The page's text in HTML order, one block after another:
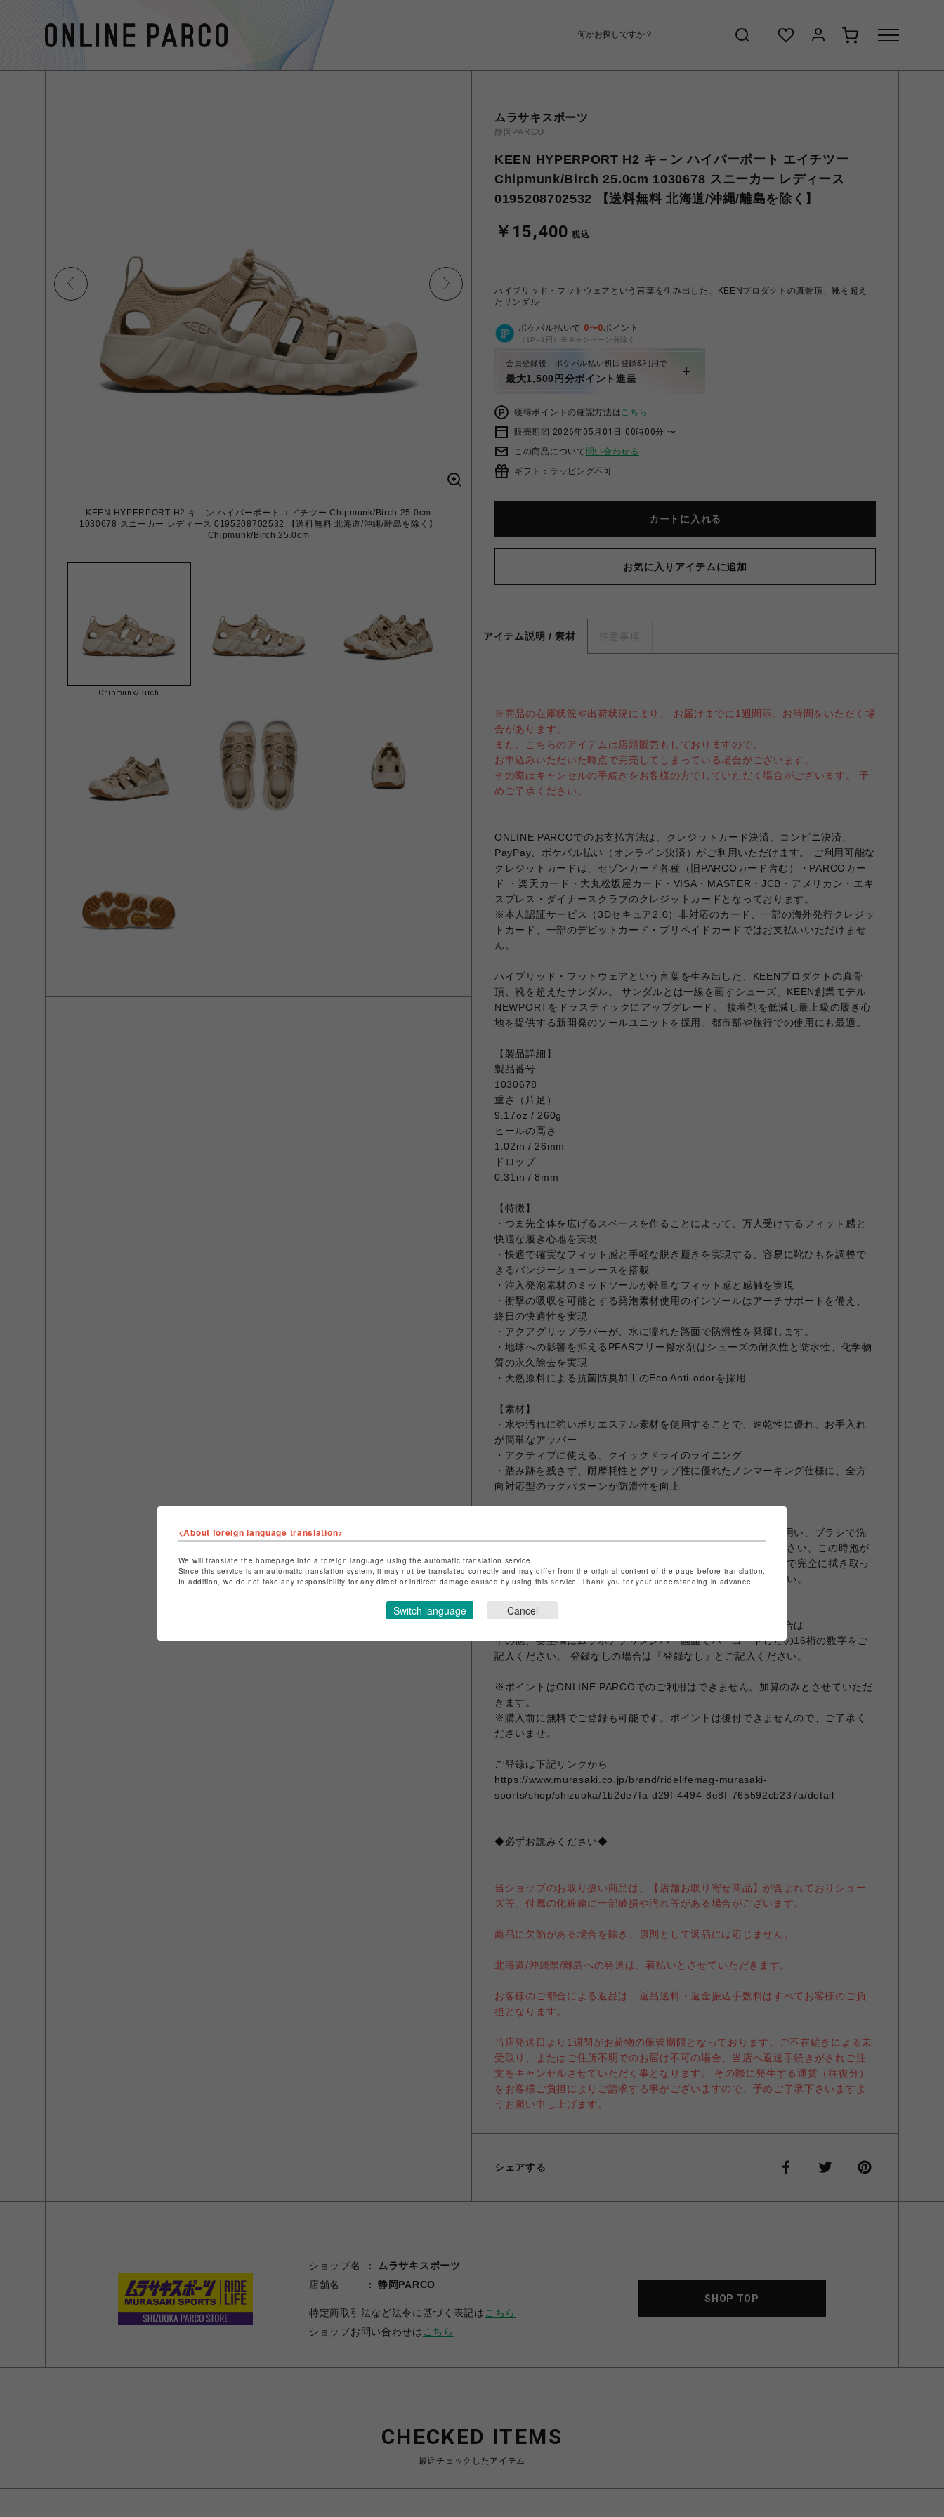
KEEN HYPERPORT H2 キ－ン ハイパーポート エイチツー Chipmunk/Birch 25.0cm
1030678 スニーカー レディース 0195208702532 【送料無料 北海道/沖縄/離島を除く】
Chipmunk/Birch 25.0cm
Chipmunk/Birch
ムラサキスポーツ
静岡PARCO
KEEN HYPERPORT H2 キ－ン ハイパーポート エイチツー
Chipmunk/Birch 25.0cm 1030678 スニーカー レディース
0195208702532 【送料無料 北海道/沖縄/離島を除く】
￥15,400 税込
ハイブリッド・フットウェアという言葉を生み出した、KEENプロダクトの真骨頂、靴を超え
たサンダル
ポケパル払いで 0〜0ポイント
（1P=1円）※キャンペーン分除く
会員登録後、ポケパル払い初回登録&利用で
最大1,500円分ポイント進呈
獲得ポイントの確認方法はこちら
販売期間 2026年05月01日 00時00分 〜
この商品について 問い合わせる
ギフト：ラッピング不可
カートに入れる
お気に入りアイテムに追加
アイテム説明 / 素材 注意事項
※商品の在庫状況や出荷状況により、 お届けまでに1週間弱、お時間をいただく場
合があります。
また、こちらのアイテムは店頭販売もしておりますので、
お申込みいただいた時点で完売してしまっている場合がございます。
その際はキャンセルの手続きをお客様の方でしていただく場合がございます。 予
めご了承ください。
ONLINE PARCOでのお支払方法は、クレジットカード決済、コンビニ決済、
PayPay、ポケパル払い（オンライン決済）がご利用いただけます。 ご利用可能な
クレジットカードは、セゾンカード各種（旧PARCOカード含む）・PARCOカー
ド ・楽天カード・大丸松坂屋カード・VISA・MASTER・JCB・アメリカン・エキ
スプレス・ダイナースクラブのクレジットカードとなっております。
※本人認証サービス（3Dセキュア2.0）非対応のカード、一部の海外発行クレジッ
トカード、一部のデビットカード・プリペイドカードではお支払いいただけませ
ん。
ハイブリッド・フットウェアという言葉を生み出した、KEENプロダクトの真骨
頂、靴を超えたサンダル。 サンダルとは一線を画すシューズ。KEEN創業モデル
NEWPORTをドラスティックにアップグレード。 接着剤を低減し最上級の履き心
地を提供する新開発のソールユニットを採用。都市部や旅行での使用にも最適。
【製品詳細】
製品番号
1030678
重さ（片足）
9.17oz / 260g
ヒールの高さ
1.02in / 26mm
ドロップ
0.31in / 8mm
【特徴】
・つま先全体を広げるスペースを作ることによって、万人受けするフィット感と
快適な履き心地を実現
・快適で確実なフィット感と手軽な脱ぎ履きを実現する、容易に靴ひもを調整で
きるバンジーシューレースを搭載
・注入発泡素材のミッドソールが軽量なフィット感と感触を実現
・衝撃の吸収を可能とする発泡素材使用のインソールはアーチサポートを備え、
終日の快適性を実現
・アクアグリップラバーが、水に濡れた路面で防滑性を発揮します。
・地球への影響を抑えるPFASフリー撥水剤はシューズの耐久性と防水性、化学物
質の永久除去を実現
・天然原料による抗菌防臭加工のEco Anti-odorを採用
【素材】
・水や汚れに強いポリエステル素材を使用することで、速乾性に優れ、お手入れ
が簡単なアッパー
・アクティブに使える、クイックドライのライニング
・踏み跡を残さず、耐摩耗性とグリップ性に優れたノンマーキング仕様に、全方
向対応型のラグパターンが防滑性を向上
アッパー表面の汚れを拭いて落とし、靴用に作られた洗浄剤を用い、ブラシで洗
浄してください。 絞ったタオルで泡をしっかり拭き取ってください。この時泡が
残っているとシミ、 変色の可能性がありますので乾いたタオルで完全に拭き取っ
てください。 形を整え風通しの良い場所で陰干しをしてください。
◆ご購入前に・・・◆
ムラサキスポーツポイントアプリ『ムラポ』のご登録がある場合は
その他、要望欄にムラポアプリメンバー画面でバーコードしたの16桁の数字をご
記入ください。 登録なしの場合は『登録なし』とご記入ください。
※ポイントはONLINE PARCOでのご利用はできません。加算のみとさせていただ
きます。
※購入前に無料でご登録も可能です。ポイントは後付できませんので、ご了承く
ださいませ。
ご登録は下記リンクから
https://www.murasaki.co.jp/brand/ridelifemag-murasaki-
sports/shop/shizuoka/1b2de7fa-d29f-4494-8e8f-765592cb237a/detail
◆必ずお読みください◆
当ショップのお取り扱い商品は、【店舗お取り寄せ商品】が含まれておりシュー
ズ等、付属の化粧箱に一部破損や汚れ等がある場合がございます。
商品に欠陥がある場合を除き、原則として返品には応じません。
北海道/沖縄県/離島への発送は、着払いとさせていただきます。
お客様のご都合による返品は、返品送料・返金振込手数料はすべてお客様のご負
担となります。
当店発送日より1週間がお荷物の保管期限となっております。ご不在続きによる未
受取り、またはご住所不明でのお届け不可の場合、当店へ返送手続きがされご注
文をキャンセルさせていただく事となります。 その際に発生する運賃（往復分）
をお客様ご負担によりご請求する事がございますので、予めご了承下さいますよ
うお願い申し上げます。
シェアする
ショップ名
ムラサキスポーツ
店舗名
静岡PARCO
特定商取引法など法令に基づく表記は こちら
ショップお問い合わせは こちら
SHOP TOP
CHECKED ITEMS
最近チェックしたアイテム
<About foreign language translation>
We will translate the homepage into a foreign language using the automatic translation service.
Since this service is an automatic translation system, it may not be translated correctly and may differ from the original content of the page before translation.
In addition, we do not take any responsibility for any direct or indirect damage caused by using this service. Thank you for your understanding in advance.
Switch language Cancel